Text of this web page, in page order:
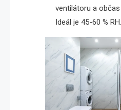
ventilátoru a
Ideál je 45-60 % RH.